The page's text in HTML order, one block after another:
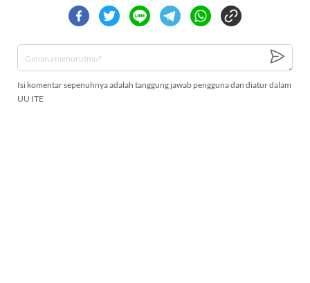
Isi komentar sepenuhnya adalah tanggung jawab pengguna dan diatur dalam
UU ITE